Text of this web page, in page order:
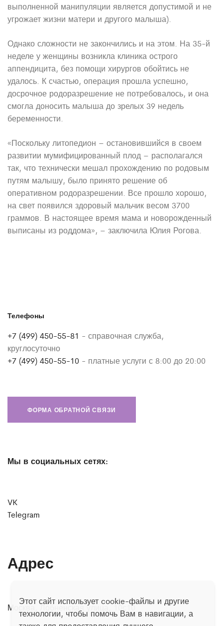
выполненной манипуляции является допустимой и не
угрожает жизни матери и другого малыша).
Однако сложности не закончились и на этом. На 35-й
неделе у женщины возникла клиника острого
аппендицита, без помощи хирургов обойтись не
удалось. К счастью, операция прошла успешно,
досрочное родоразрешение не потребовалось, и она
смогла доносить малыша до зрелых 39 недель
беременности.
«Поскольку литопедион – остановившийся в своем
развитии мумифицированный плод – располагался
так, что технически мешал прохождению по родовым
путям малышу, было принято решение об
оперативном родоразрешении. Все прошло хорошо,
на свет появился здоровый мальчик весом 3700
граммов. В настоящее время мама и новорожденный
выписаны из роддома», – заключила Юлия Рогова.
Телефоны
+7 (499) 450-55-81 - справочная служба,
круглосуточно
+7 (499) 450-55-10 - платные услуги с 8:00 до 20:00
ФОРМА ОБРАТНОЙ СВЯЗИ
Мы в социальных сетях:
VK
Telegram
Адрес
Москва, Лобненская улица, 10с10
Этот сайт использует cookie-файлы и другие
технологии, чтобы помочь Вам в навигации, а